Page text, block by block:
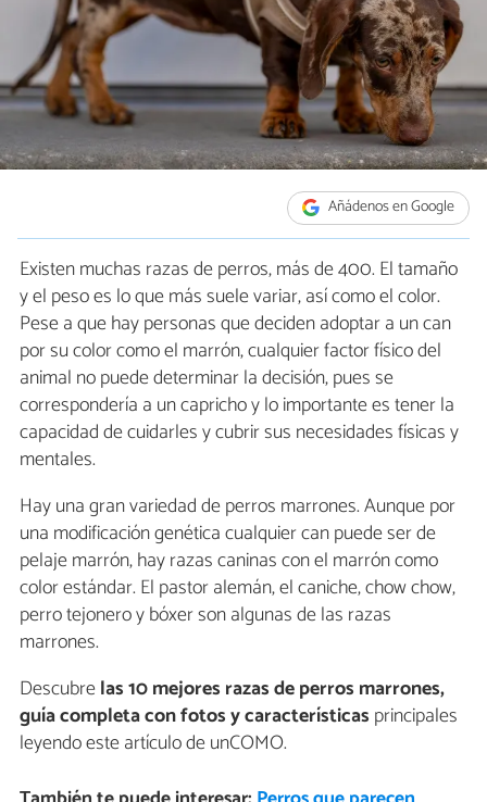
Añádenos en Google
Existen muchas razas de perros, más de 400. El tamaño
y el peso es lo que más suele variar, así como el color.
Pese a que hay personas que deciden adoptar a un can
por su color como el marrón, cualquier factor físico del
animal no puede determinar la decisión, pues se
correspondería a un capricho y lo importante es tener la
capacidad de cuidarles y cubrir sus necesidades físicas y
mentales.
Hay una gran variedad de perros marrones. Aunque por
una modificación genética cualquier can puede ser de
pelaje marrón, hay razas caninas con el marrón como
color estándar. El pastor alemán, el caniche, chow chow,
perro tejonero y bóxer son algunas de las razas
marrones.
Descubrelas 10 mejores razas de perros marrones,
guía completa con fotos y características principales
leyendo este artículo de unCOMO.